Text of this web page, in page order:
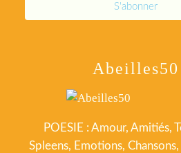
Abeilles50
POESIE : Amour, Amitiés,
Spleens, Emotions,